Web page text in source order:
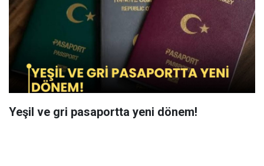
Yeşil ve gri pasaportta yeni dönem!